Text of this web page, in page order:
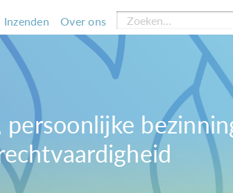
Inzenden Over ons